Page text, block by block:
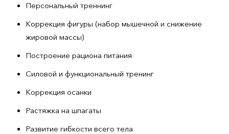
Персональный треннинг
Коррекция фигуры (набор мышечной и снижение
жировой массы)
Построение рациона питания
Силовой и функциональный тренинг
Коррекция осанки
Растяжка на шпагаты
Развитие гибкости всего тела